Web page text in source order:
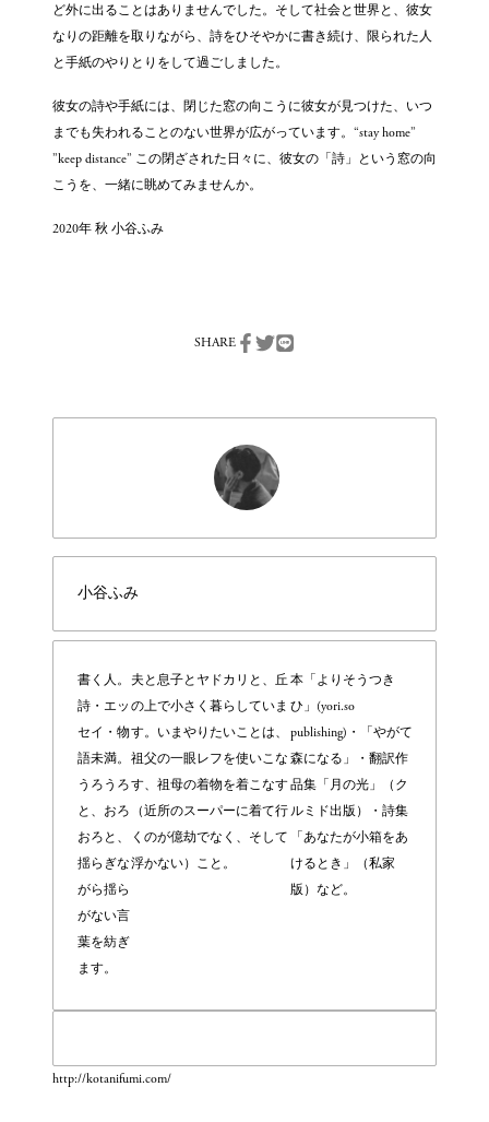
ど外に出ることはありませんでした。そして社会と世界と、彼女
なりの距離を取りながら、詩をひそやかに書き続け、限られた人
と手紙のやりとりをして過ごしました。
彼女の詩や手紙には、閉じた窓の向こうに彼女が見つけた、いつ
までも失われることのない世界が広がっています。“stay home”
”keep distance” この閉ざされた日々に、彼女の「詩」という窓の向
こうを、一緒に眺めてみませんか。
2020年 秋 小谷ふみ
SHARE
小谷ふみ
書く人。
詩・エッ
セイ・物
語未満。
うろうろ
と、おろ
おろと、
揺らぎな
がら揺ら
がない言
葉を紡ぎ
ます。
夫と息子とヤドカリと、丘
の上で小さく暮らしていま
す。いまやりたいことは、
祖父の一眼レフを使いこな
す、祖母の着物を着こなす
（近所のスーパーに着て行
くのが億劫でなく、そして
浮かない）こと。
本「よりそうつき
ひ」(yori.so
publishing)・「やがて
森になる」・翻訳作
品集「月の光」（ク
ルミド出版）・詩集
「あなたが小箱をあ
けるとき」（私家
版）など。
http://kotanifumi.com/